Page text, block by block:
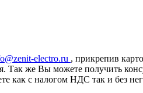
electro.ru , прикрепив
Так же Вы можете получить
с налогом НДС так и без